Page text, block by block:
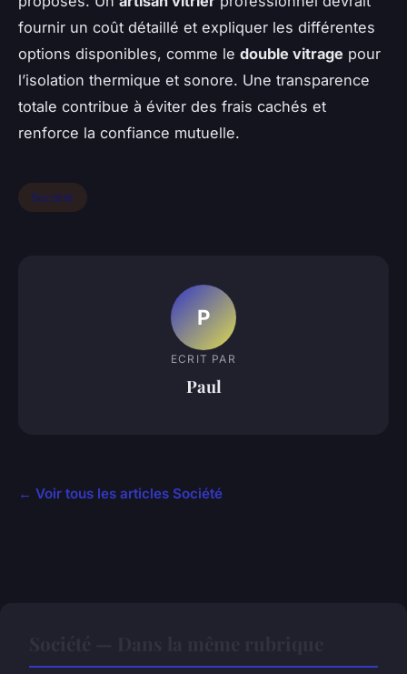
fournir un coût détaillé et expliquer les différentes
options disponibles, comme le double vitrage pour
l’isolation thermique et sonore. Une transparence
totale contribue à éviter des frais cachés et
renforce la confiance mutuelle.
Société
P
ECRIT PAR
Paul
← Voir tous les articles Société